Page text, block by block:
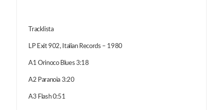
Tracklista
LP Exit 902, Italian Records – 1980
A1 Orinoco Blues 3:18
A2 Paranoia 3:20
A3 Flash 0:51